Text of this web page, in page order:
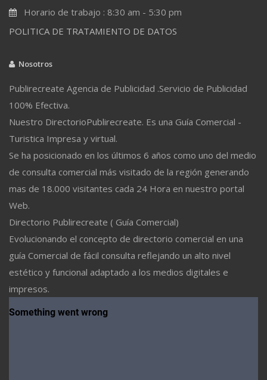
Horario de trabajo : 8:30 am - 5:30 pm
POLITICA DE TRATAMIENTO DE DATOS
Nosotros
Publirecreate Agencia de Publicidad .Servicio de Publicidad
100% Efectiva.
Nuestro DirectorioPublirecreate. Es una Guía Comercial -
Turistica Impresa y virtual.
Se ha posicionado en los últimos 6 años como uno del medio
de consulta comercial más visitado de la región generando
mas de 18.000 visitantes cada 24 Hora en nuestro portal
Web.
Directorio Publirecreate ( Guía Comercial)
Evolucionando el concepto de directorio comercial en una
guía Comercial de fácil consulta reflejando un alto nivel
estético y funcional adaptado a los medios digitales e
impresos.